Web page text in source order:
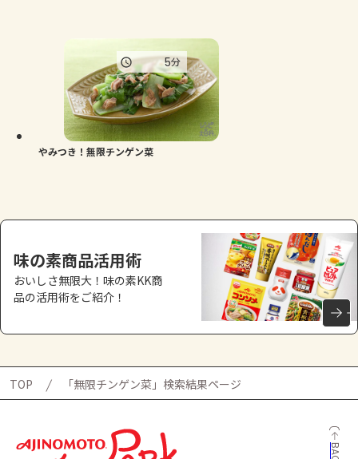
トーク
よくあるお問い合わせ
お買い物
やみつき！無限チンゲン菜
5分
味の素商品活用術
おいしさ無限大！味の素KK商
品の活用術をご紹介！
TOP 「無限チンゲン菜」検索結果ページ